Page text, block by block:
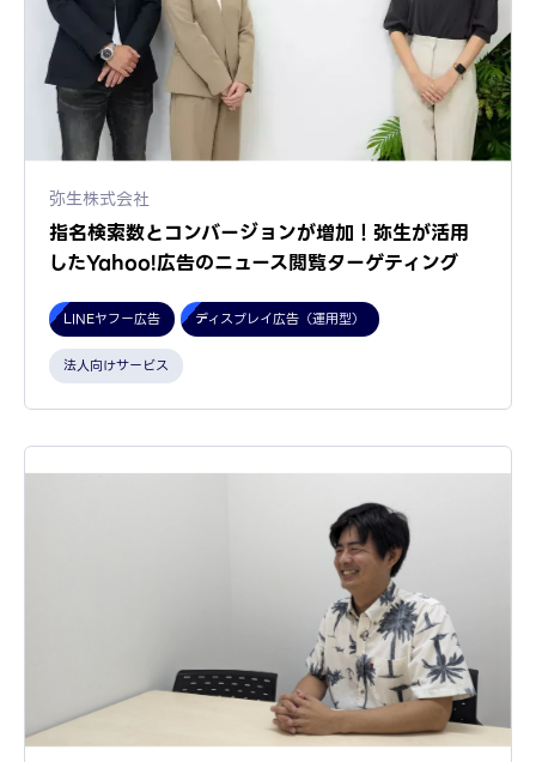
弥生株式会社
指名検索数とコンバージョンが増加！弥生が活用
したYahoo!広告のニュース閲覧ターゲティング
LINEヤフー広告 ディスプレイ広告（運用型）
法人向けサービス